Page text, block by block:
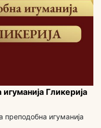
Гликерија
преподобна игуманија